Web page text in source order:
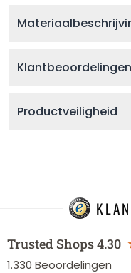
Klantbeoordelingen
Productveiligheid
Trusted Shops4.30
1.330 Beoordelingen